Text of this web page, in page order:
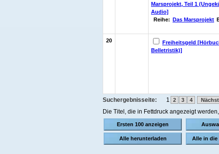
Marsprojekt, Teil 1
Audio]
Reihe: Das Marsprojekt
20
Freiheitsgeld
Belletristik)]
Suchergebnisseite: 1 2 3 4
Die Titel, die in Fettdruck angezeigt